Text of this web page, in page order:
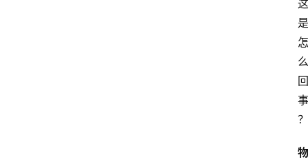
这
是
怎
么
回
事
？
物